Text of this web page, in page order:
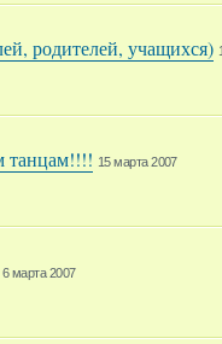
родителей, учащихся)
танцам!!!! 15 марта 2007
6 марта 2007